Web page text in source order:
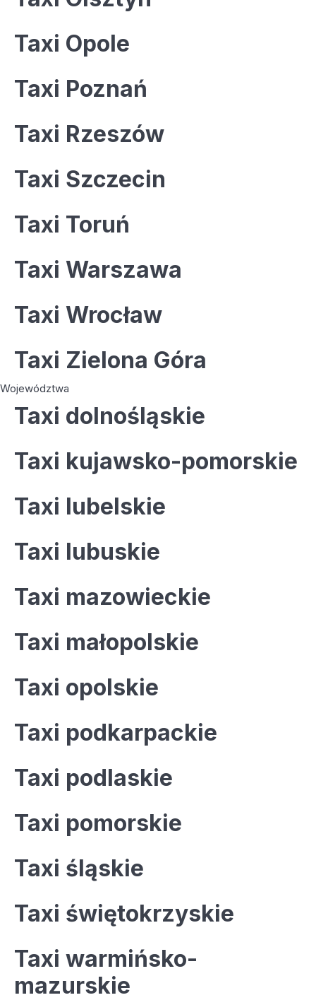
Taxi Opole
Taxi Poznań
Taxi Rzeszów
Taxi Szczecin
Taxi Toruń
Taxi Warszawa
Taxi Wrocław
Taxi Zielona Góra
Województwa
Taxi dolnośląskie
Taxi kujawsko-pomorskie
Taxi lubelskie
Taxi lubuskie
Taxi mazowieckie
Taxi małopolskie
Taxi opolskie
Taxi podkarpackie
Taxi podlaskie
Taxi pomorskie
Taxi śląskie
Taxi świętokrzyskie
Taxi warmińsko-
mazurskie